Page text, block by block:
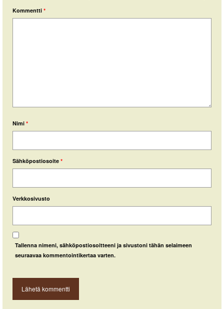
Kommentti *
Nimi *
Sähköpostiosoite *
Verkkosivusto
Tallenna nimeni, sähköpostiosoitteeni ja sivustoni tähän selaimeen
seuraavaa kommentointikertaa varten.